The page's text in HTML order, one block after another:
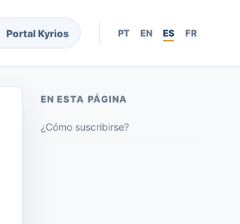
Portal Kyrios PT EN ES FR
EN ESTA PÁGINA
¿Cómo suscribirse?